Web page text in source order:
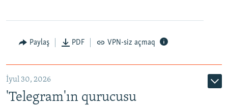
Paylaş PDF VPN-siz açmaq
İyul 30, 2026
'Telegram'ın qurucusu